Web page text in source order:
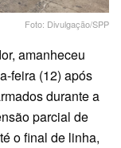
Foto: Divulgação/SPP
amanheceu
feira (12) após
durante a
parcial de
o final de linha,